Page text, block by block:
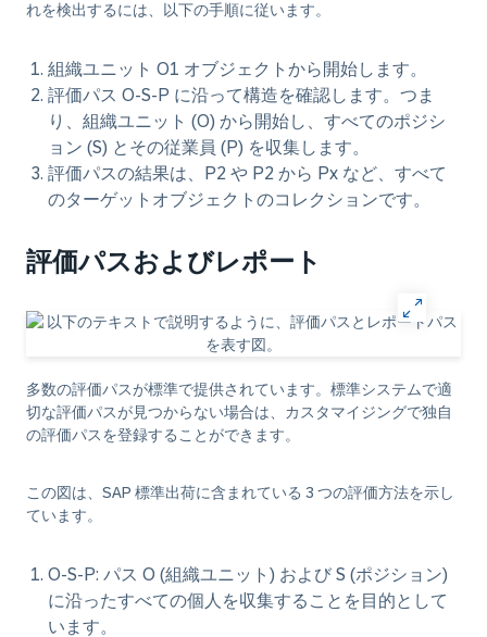
れを検出するには、以下の手順に従います。
組織ユニット O1 オブジェクトから開始します。
評価パス O-S-P に沿って構造を確認します。つま
り、組織ユニット (O) から開始し、すべてのポジシ
ョン (S) とその従業員 (P) を収集します。
評価パスの結果は、P2 や P2 から Px など、すべて
のターゲットオブジェクトのコレクションです。
評価パスおよびレポート
多数の評価パスが標準で提供されています。標準システムで適
切な評価パスが見つからない場合は、カスタマイジングで独自
の評価パスを登録することができます。
この図は、SAP 標準出荷に含まれている 3 つの評価方法を示し
ています。
O-S-P: パス O (組織ユニット) および S (ポジション)
に沿ったすべての個人を収集することを目的として
います。